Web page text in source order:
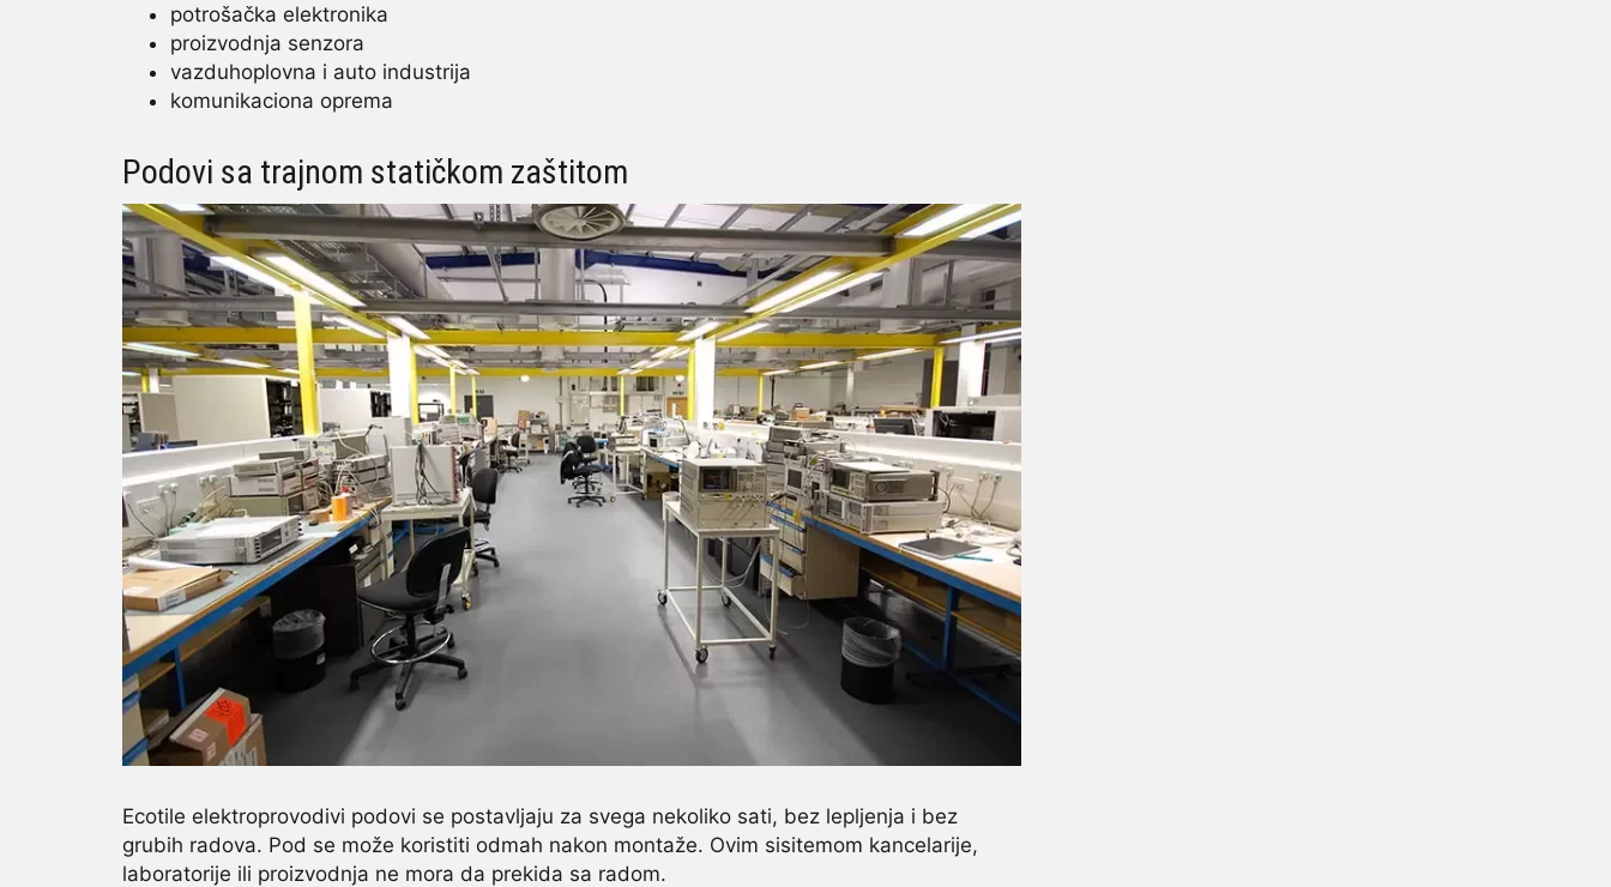
potrošačka elektronika
proizvodnja senzora
vazduhoplovna i auto industrija
komunikaciona oprema
Podovi sa trajnom statičkom zaštitom
Ecotile elektroprovodivi podovi se postavljaju za svega nekoliko sati, bez lepljenja i bez
grubih radova. Pod se može koristiti odmah nakon montaže. Ovim sisitemom kancelarije,
laboratorije ili proizvodnja ne mora da prekida sa radom.